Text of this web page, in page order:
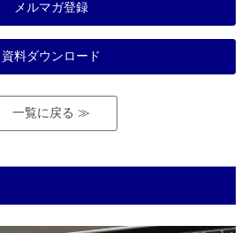
メルマガ登録
資料ダウンロード
一覧に戻る ≫